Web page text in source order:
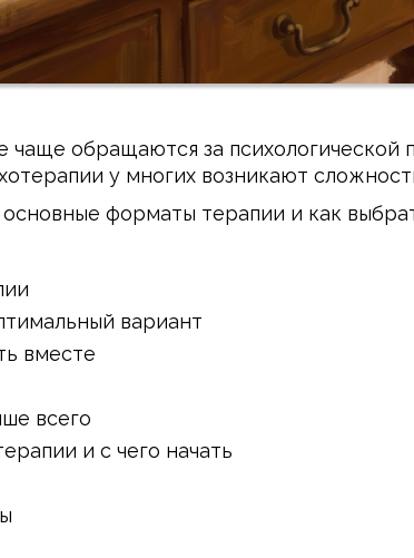
чаще обращаются за
у многих возникают
форматы терапии и как
вариант
вместе
всего
и с чего начать